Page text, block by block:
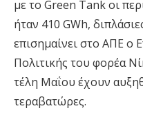
με το Green Tank οι
ήταν 410 GWh,
επισημαίνει στο ΑΠΕ ο
Πολιτικής του φορέα
τέλη Μαΐου έχουν
τεραβατώρες.